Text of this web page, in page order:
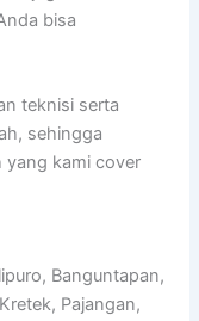
bisa
teknisi serta
sehingga
yang kami cover
Banguntapan,
Pajangan,